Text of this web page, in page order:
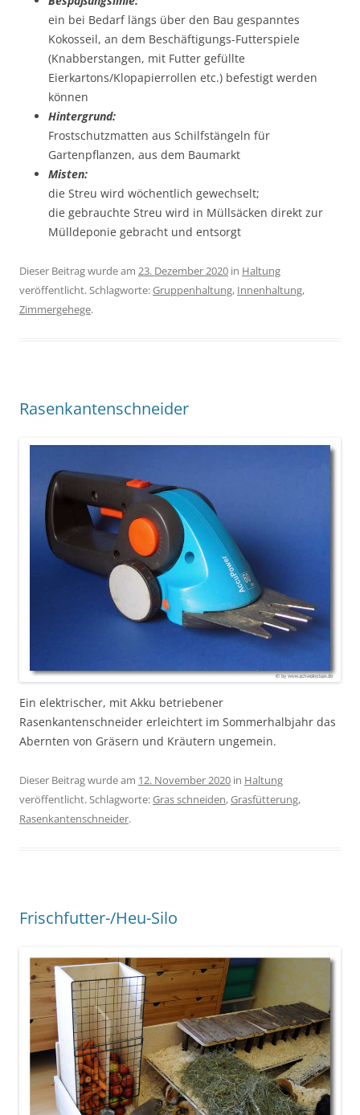
ein bei Bedarf längs über den Bau gespanntes
Kokosseil, an dem Beschäftigungs-Futterspiele
(Knabberstangen, mit Futter gefüllte
Eierkartons/Klopapierrollen etc.) befestigt werden
können
Hintergrund:
Frostschutzmatten aus Schilfstängeln für
Gartenpflanzen, aus dem Baumarkt
Misten:
die Streu wird wöchentlich gewechselt;
die gebrauchte Streu wird in Müllsäcken direkt zur
Mülldeponie gebracht und entsorgt
Dieser Beitrag wurde am 23. Dezember 2020 in Haltung
veröffentlicht. Schlagworte:Gruppenhaltung, Innenhaltung,
Zimmergehege.
Rasenkantenschneider
Ein elektrischer, mit Akku betriebener
Rasenkantenschneider erleichtert im Sommerhalbjahr das
Abernten von Gräsern und Kräutern ungemein.
Dieser Beitrag wurde am 12. November 2020 in Haltung
veröffentlicht. Schlagworte:Gras schneiden,Grasfütterung,
Rasenkantenschneider.
Frischfutter-/Heu-Silo